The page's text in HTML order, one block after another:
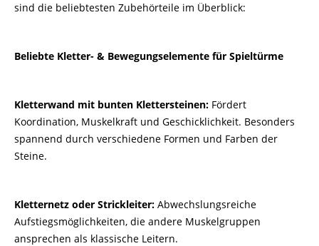
sind die beliebtesten Zubehörteile im Überblick:
Beliebte Kletter- & Bewegungselemente für Spieltürme
Kletterwand mit bunten Klettersteinen: Fördert
Koordination, Muskelkraft und Geschicklichkeit. Besonders
spannend durch verschiedene Formen und Farben der
Steine.
Kletternetz oder Strickleiter: Abwechslungsreiche
Aufstiegsmöglichkeiten, die andere Muskelgruppen
ansprechen als klassische Leitern.